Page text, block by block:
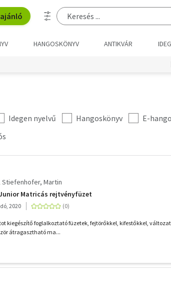
HANGOSKÖNYV ANTIKVÁR
Idegen nyelvű Hangoskönyv E-
Stiefenhofer, Martin
Matricás rejtvényfüzet
2020
kiegészítő foglalkoztató füzetek, fejtörőkkel, kifestőkkel,
átragasztható ma...